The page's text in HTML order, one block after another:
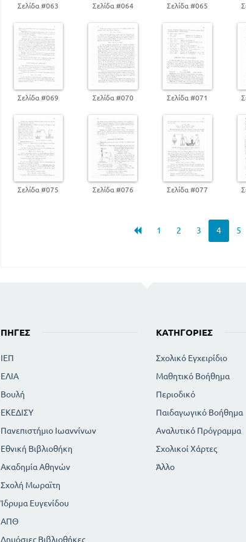
ΜΕΤΑΛΛΑ
ΓΕΝΙΚΕΣ ΙΔΙΟΤΗΤΕΣ ΤΩΝ ΜΕΤΑΛΛΩΝ
ΚΡΑΜΑΤΑ - ΕΞΑΓΩΓΗ ΤΩΝ ΜΕΤΑΛΛΩΝ
ΟΜΑΣ ΤΩΝ ΑΛΚΑΛΙΩΝ
ΑΡΓΙΛΙΟ - ΨΕΥΔΑΡΓΥΡΟΣ
ΣΙΔΗΡΟΣ - ΝΙΚΕΛΙΟ - ΚΟΒΑΛΤΙΟ
ΧΡΩΜΙΟ - ΜΑΓΓΑΝΙΟ
ΜΟΛΥΒΔΟΣ - ΚΑΣΣΙΤΕΡΟΣ
ΧΑΛΚΟΣ - ΥΔΡΑΡΓΥΡΟΣ - ΑΡΓΥΡΟΣ
ΧΡΥΣΟΣ - ΛΕΥΚΟΧΡΥΣΟΣ
ΡΑΔΙΕΝΕΡΓΕΙΑ
ΒΙΟΓΡΑΦΙΕΣ ΤΩΝ ΜΕΓΑΛΩΝΕΠΙΣΤΗΜΟΝΩΝ
Σελίδα #063 Σελίδα #064 Σελίδα #065
Σελίδα #069 Σελίδα #070 Σελίδα #071
Σελίδα #075 Σελίδα #076 Σελίδα #077
1 2 3 4 5
ΠΗΓΈΣ
ΙΕΠ
ΕΛΙΑ
Βουλή
ΕΚΕΔΙΣΥ
Πανεπιστήμιο Ιωαννίνων
Εθνική Βιβλιοθήκη
Ακαδημία Αθηνών
Σχολή Μωραϊτη
Ίδρυμα Ευγενίδου
ΑΠΘ
Δημόσιες Βιβλιοθήκες
ΚΑΤΗΓΟΡΊΕΣ
Σχολικό Εγχειρίδιο
Μαθητικό Βοήθημα
Περιοδικό
Παιδαγωγικό Βοήθημα
Αναλυτικό Πρόγραμμα
Σχολικοί Χάρτες
Άλλο